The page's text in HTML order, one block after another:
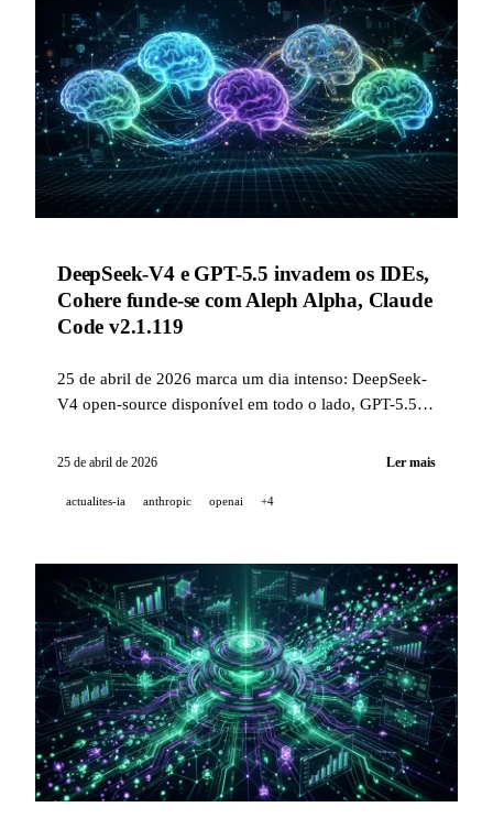
DeepSeek-V4 e GPT-5.5 invadem os IDEs,
Cohere funde-se com Aleph Alpha, Claude
Code v2.1.119
25 de abril de 2026 marca um dia intenso: DeepSeek-
V4 open-source disponível em todo o lado, GPT-5.5
fusão Cohere + Aleph Alpha com 600 milhões USD
de 40 melhorias.
25 de abril de 2026 Ler mais
actualites-ia anthropic openai +4